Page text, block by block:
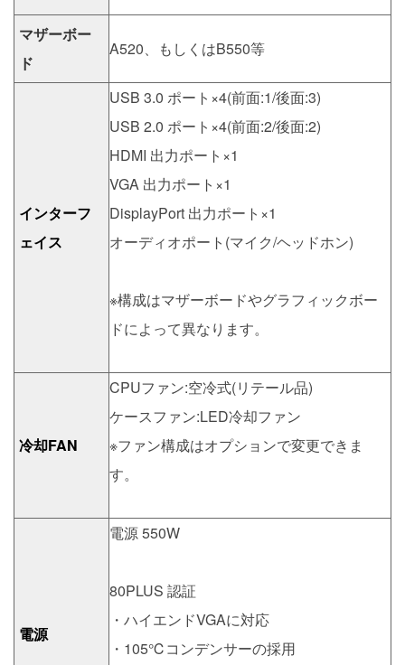
マザーボー
ド
A520、もしくはB550等
インターフ
ェイス
USB 3.0 ポート×4(前面:1/後面:3)
USB 2.0 ポート×4(前面:2/後面:2)
HDMI 出力ポート×1
VGA 出力ポート×1
DisplayPort 出力ポート×1
オーディオポート(マイク/ヘッドホン)
※構成はマザーボードやグラフィックボー
ドによって異なります。
冷却FAN
CPUファン:空冷式(リテール品)
ケースファン:LED冷却ファン
※ファン構成はオプションで変更できま
す。
電源
電源 550W
80PLUS 認証
・ハイエンドVGAに対応
・105℃コンデンサーの採用